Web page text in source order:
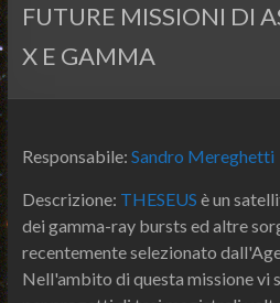
FUTURE MISSIONI DI
X E GAMMA
Responsabile: Sandro Mereghetti
Descrizione: THESEUS è un
dei gamma-ray bursts ed altre
recentemente selezionato
Nell'ambito di questa missione vi